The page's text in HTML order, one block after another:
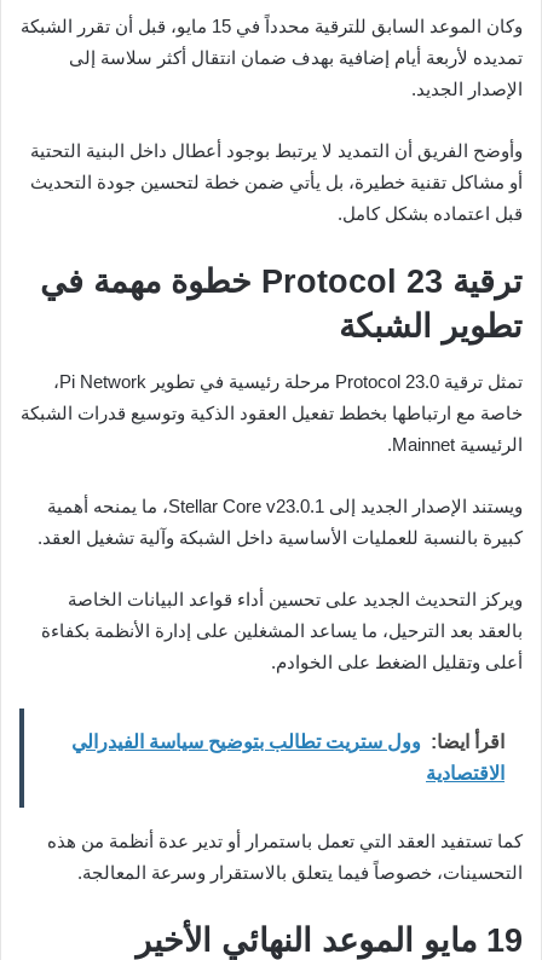
وكان الموعد السابق للترقية محدداً في 15 مايو، قبل أن تقرر الشبكة
تمديده لأربعة أيام إضافية بهدف ضمان انتقال أكثر سلاسة إلى
الإصدار الجديد.
وأوضح الفريق أن التمديد لا يرتبط بوجود أعطال داخل البنية التحتية
أو مشاكل تقنية خطيرة، بل يأتي ضمن خطة لتحسين جودة التحديث
قبل اعتماده بشكل كامل.
ترقية Protocol 23 خطوة مهمة في
تطوير الشبكة
تمثل ترقية Protocol 23.0 مرحلة رئيسية في تطوير Pi Network،
خاصة مع ارتباطها بخطط تفعيل العقود الذكية وتوسيع قدرات الشبكة
الرئيسية Mainnet.
ويستند الإصدار الجديد إلى Stellar Core v23.0.1، ما يمنحه أهمية
كبيرة بالنسبة للعمليات الأساسية داخل الشبكة وآلية تشغيل العقد.
ويركز التحديث الجديد على تحسين أداء قواعد البيانات الخاصة
بالعقد بعد الترحيل، ما يساعد المشغلين على إدارة الأنظمة بكفاءة
أعلى وتقليل الضغط على الخوادم.
اقرأ ايضا: وول ستريت تطالب بتوضيح سياسة الفيدرالي
الاقتصادية
كما تستفيد العقد التي تعمل باستمرار أو تدير عدة أنظمة من هذه
التحسينات، خصوصاً فيما يتعلق بالاستقرار وسرعة المعالجة.
19 مايو الموعد النهائي الأخير